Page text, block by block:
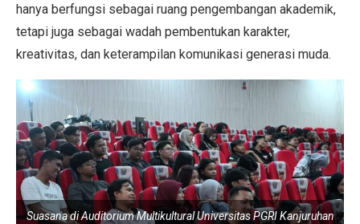
hanya berfungsi sebagai ruang pengembangan akademik,
tetapi juga sebagai wadah pembentukan karakter,
kreativitas, dan keterampilan komunikasi generasi muda.
Suasana di Auditorium Multikultural Universitas PGRI Kanjuruhan